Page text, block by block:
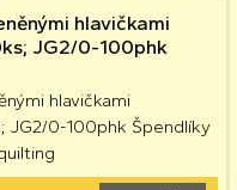
hlavičkami
JG2/0-100phk
hlavičkami
JG2/0-100phk Špendlíky